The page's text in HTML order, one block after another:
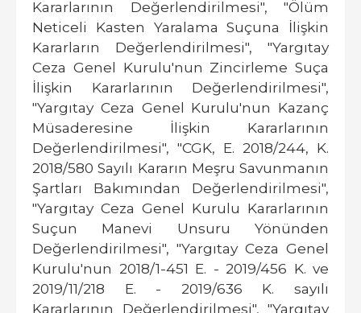
Kararlarının Değerlendirilmesi", "Ölüm
Neticeli Kasten Yaralama Suçuna İlişkin
Kararların Değerlendirilmesi", "Yargıtay
Ceza Genel Kurulu'nun Zincirleme Suça
İlişkin Kararlarının Değerlendirilmesi",
"Yargıtay Ceza Genel Kurulu'nun Kazanç
Müsaderesine İlişkin Kararlarının
Değerlendirilmesi", "CGK, E. 2018/244, K.
2018/580 Sayılı Kararın Meşru Savunmanın
Şartları Bakımından Değerlendirilmesi",
"Yargıtay Ceza Genel Kurulu Kararlarının
Suçun Manevi Unsuru Yönünden
Değerlendirilmesi", "Yargıtay Ceza Genel
Kurulu'nun 2018/1-451 E. - 2019/456 K. ve
2019/11/218 E. - 2019/636 K. sayılı
Kararlarının Değerlendirilmesi", "Yargıtay